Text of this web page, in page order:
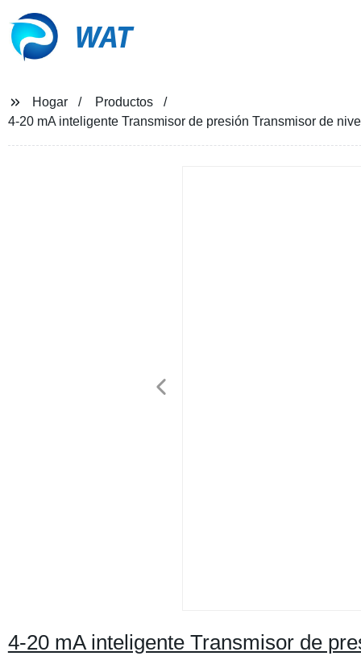
WAT
Hogar
Productos
4-20 mA inteligente Transmisor de presión Transmisor de
4-20 mA inteligente Transmisor de